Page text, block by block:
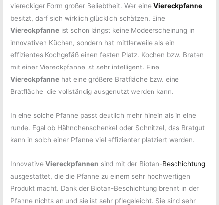
viereckiger Form großer Beliebtheit. Wer eineViereckpfanne
besitzt, darf sich wirklich glücklich schätzen. Eine
Viereckpfanne ist schon längst keine Modeerscheinung in
innovativen Küchen, sondern hat mittlerweile als ein
effizientes Kochgefäß einen festen Platz. Kochen bzw. Braten
mit einer Viereckpfanne ist sehr intelligent. Eine
Viereckpfanne hat eine größere Bratfläche bzw. eine
Bratfläche, die vollständig ausgenutzt werden kann.
In eine solche Pfanne passt deutlich mehr hinein als in eine
runde. Egal ob Hähnchenschenkel oder Schnitzel, das Bratgut
kann in solch einer Pfanne viel effizienter platziert werden.
InnovativeViereckpfannen sind mit der Biotan-Beschichtung
ausgestattet, die die Pfanne zu einem sehr hochwertigen
Produkt macht. Dank der Biotan-Beschichtung brennt in der
Pfanne nichts an und sie ist sehr pflegeleicht. Sie sind sehr